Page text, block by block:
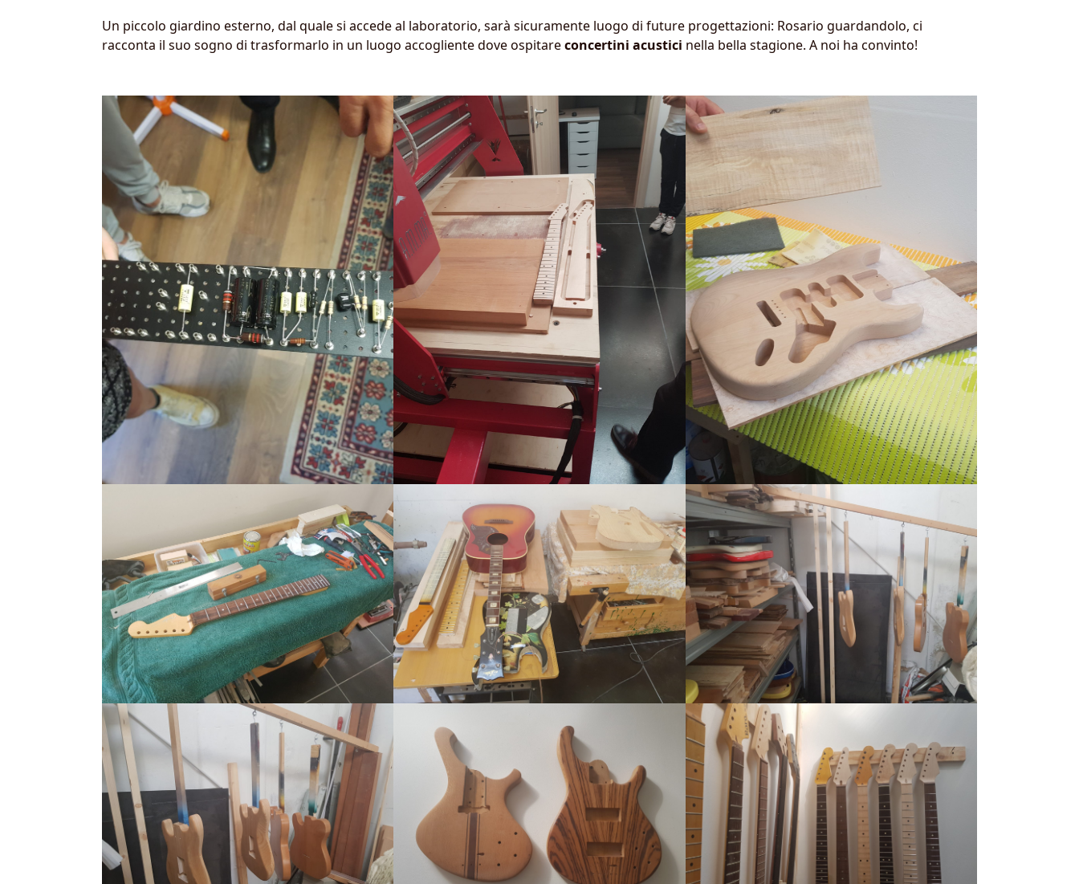
Un piccolo giardino esterno, dal quale si accede al laboratorio, sarà sicuramente luogo di future progettazioni: Rosario guardandolo, ci
racconta il suo sogno di trasformarlo in un luogo accogliente dove ospitareconcertini acustici nella bella stagione. A noi ha convinto!